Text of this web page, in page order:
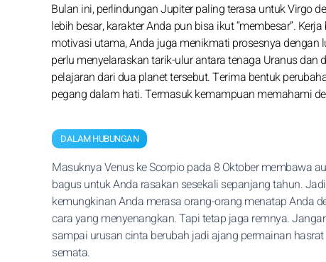
Bulan ini, perlindungan Jupiter paling terasa untuk Virgo
lebih besar, karakter Anda pun bisa ikut “membesar”.
motivasi utama, Anda juga menikmati prosesnya
perlu menyelaraskan tarik-ulur antara tenaga Uranus
pelajaran dari dua planet tersebut. Terima bentuk
pegang dalam hati. Termasuk kemampuan memahami
DALAM HUBUNGAN
Masuknya Venus ke Scorpio pada 8 Oktober membawa
bagus untuk Anda rasakan sesekali sepanjang tahun.
kemungkinan Anda merasa orang-orang menatap Anda
cara yang menyenangkan. Tapi tetap jaga remnya.
sampai urusan cinta berubah jadi ajang permainan hasrat
semata.